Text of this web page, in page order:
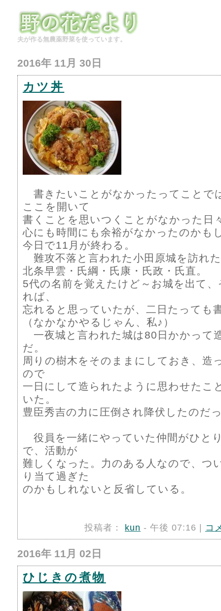
夫が作る無農薬野菜を使っています。
2016年 11月 30日
カツ丼
書きたいことがなかったってことで
ここを開いて
書くことを思いつくことがなかった日
心にも時間にも余裕がなかったのかも
今日で11月が終わる。
難攻不落と言われた小田原城を訪れ
北条早雲・氏綱・氏康・氏政・氏直。
5代の名前を覚えたけど～お城を出て
れば、
忘れると思っていたが、二日たっても
（なかなかやるじゃん、私♪）
一夜城と言われた城は80日かかって
だ。
周りの樹木をそのままにしておき、
ので
一日にして造られたように思わせたこ
いた。
豊臣秀吉の力に圧倒され降伏したのだ
役員を一緒にやっていた仲間がひと
で、活動が
難しくなった。力のある人なので、つ
り当て過ぎた
のかもしれないと反省している。
投稿者： kun - 午後 07:16 | コ
2016年 11月 02日
ひじきの煮物